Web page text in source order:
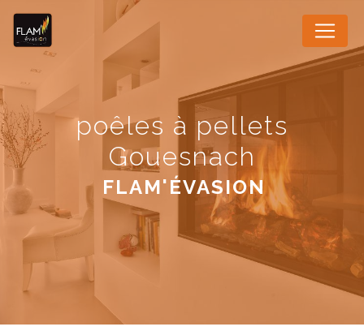
poêles à pellets
Gouesnach
FLAM'ÉVASION
Panneau de gestion des cookies